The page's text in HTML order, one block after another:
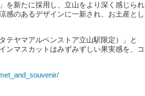
を新たに採用し、立山をより深く感じられ
感のあるデザインに一新され、お土産とし
テヤマアルペンストア立山駅限定）」と
ンマスカットはみずみずしい果実感を、コ